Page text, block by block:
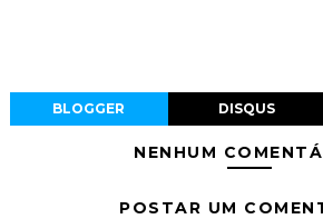
BLOGGER DISQUS
NENHUM
POSTAR UM